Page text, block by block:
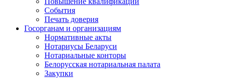
События
Печать доверия
Госорганам и организациям
Нормативные акты
Нотариусы Беларуси
Нотариальные конторы
Белорусская нотариальная палата
Закупки